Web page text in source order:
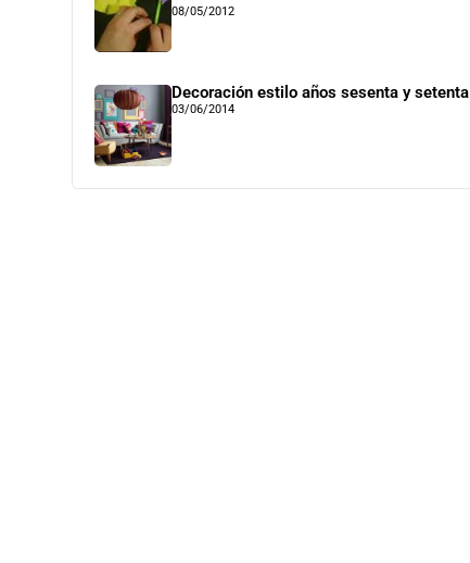
08/05/2012
Decoración estilo años sesenta y setenta
03/06/2014